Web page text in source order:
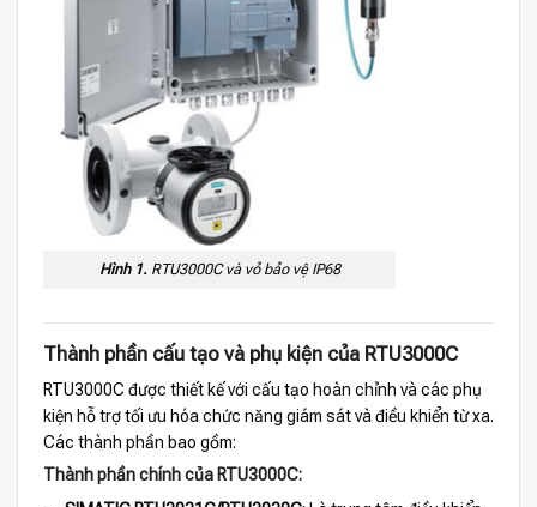
Hình 1.RTU3000C và vỏ bảo vệ IP68
Thành phần cấu tạo và phụ kiện của RTU3000C
RTU3000C được thiết kế với cấu tạo hoàn chỉnh và các phụ
kiện hỗ trợ tối ưu hóa chức năng giám sát và điều khiển từ xa.
Các thành phần bao gồm:
Thành phần chính của RTU3000C: